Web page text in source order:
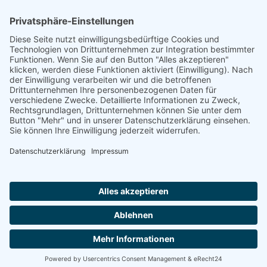
berichtet, dass Hermine Klopfer zusammen mit ihrem
Sohn Paul und dessen Frau Paula, nach England
geflohen. Er sei in London gestorben.
Quelle Erzählungen aus der Familie / Melanie Cramer
Footer
Cookie-Einstellungen Datenschutz
Impressum
intern
by